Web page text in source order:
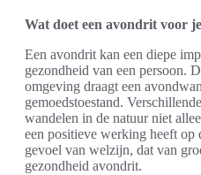
Wat doet een avondrit voor
Een avondrit kan een diepe
gezondheid van een persoon.
omgeving draagt een
gemoedstoestand.
wandelen in de natuur niet
een positieve werking heeft op
gevoel van welzijn, dat van
gezondheid avondrit.